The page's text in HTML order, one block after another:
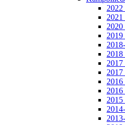
2022
2021
2020
2019
2018
2017
2017
2016
2016
2015